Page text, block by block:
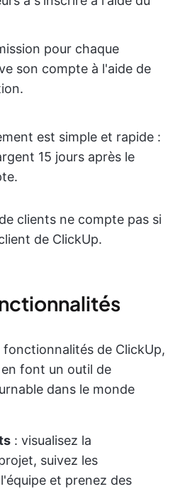
pour chaque
son compte à l'aide de
est simple et rapide :
15 jours après le
clients ne compte pas si
de ClickUp.
de ClickUp,
font un outil de
dans le monde
: visualisez la
suivez les
et prenez des